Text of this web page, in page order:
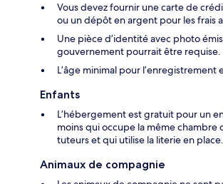
Vous devez fournir une carte de
ou un dépôt en argent pour les frais
Une pièce d’identité avec photo
gouvernement pourrait être requise.
L’âge minimal pour l’enregistrement
Enfants
L’hébergement est gratuit pour un
moins qui occupe la même chambre
tuteurs et qui utilise la literie en place.
Animaux de compagnie